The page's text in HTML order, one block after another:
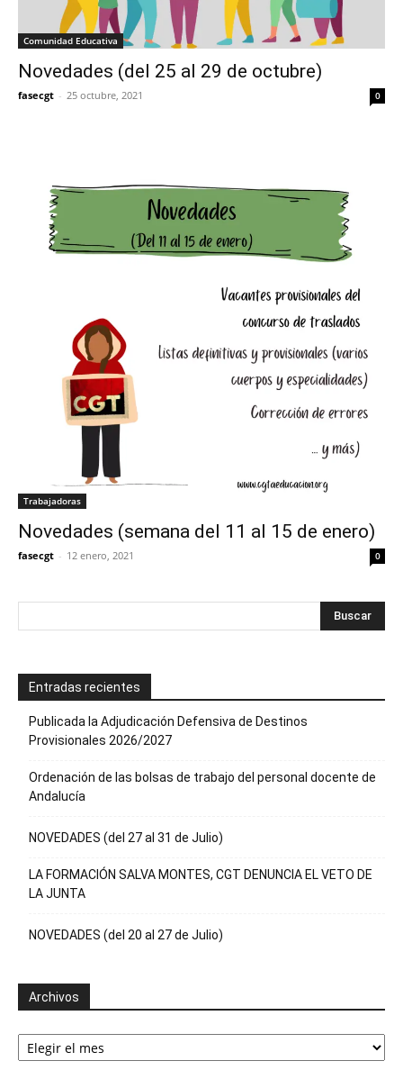
Comunidad Educativa
Novedades (del 25 al 29 de octubre)
fasecgt - 25 octubre, 2021 0
Trabajadoras
Novedades (semana del 11 al 15 de enero)
fasecgt - 12 enero, 2021 0
Entradas recientes
Publicada la Adjudicación Defensiva de Destinos
Provisionales 2026/2027
Ordenación de las bolsas de trabajo del personal docente de
Andalucía
NOVEDADES (del 27 al 31 de Julio)
LA FORMACIÓN SALVA MONTES, CGT DENUNCIA EL VETO DE
LA JUNTA
NOVEDADES (del 20 al 27 de Julio)
Archivos
Archivos